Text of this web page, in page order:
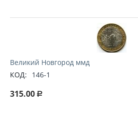
Великий Новгород ммд
КОД:
146-1
315.00 Р